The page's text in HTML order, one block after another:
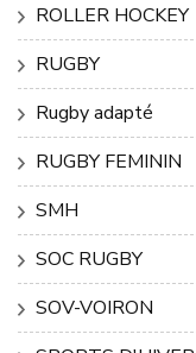
ROLLER HOCKEY
RUGBY
Rugby adapté
RUGBY FEMININ
SMH
SOC RUGBY
SOV-VOIRON